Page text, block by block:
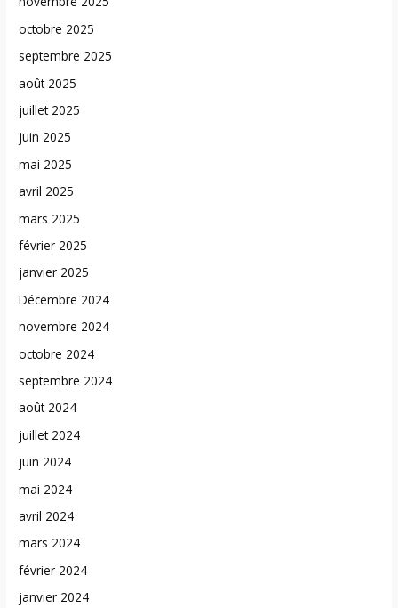
octobre 2025
septembre 2025
août 2025
juillet 2025
juin 2025
mai 2025
avril 2025
mars 2025
février 2025
janvier 2025
Décembre 2024
novembre 2024
octobre 2024
septembre 2024
août 2024
juillet 2024
juin 2024
mai 2024
avril 2024
mars 2024
février 2024
janvier 2024